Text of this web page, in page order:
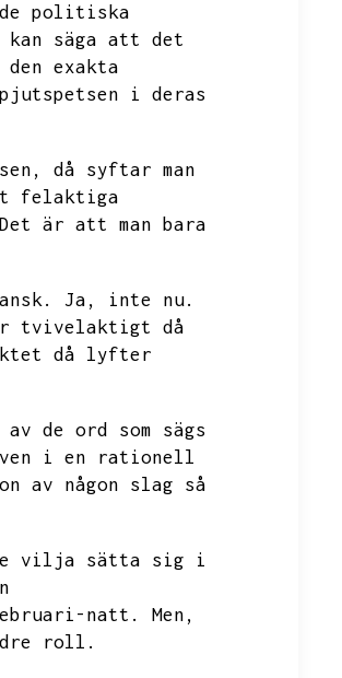
politiska
kan säga att det
exakta
i deras
då syftar man
felaktiga
Det är att man bara
Ja,
inte nu.
är tvivelaktigt då
då lyfter
de ord som sägs
i en rationell
av någon slag så
vilja sätta sig i
natt.
Men,
roll.